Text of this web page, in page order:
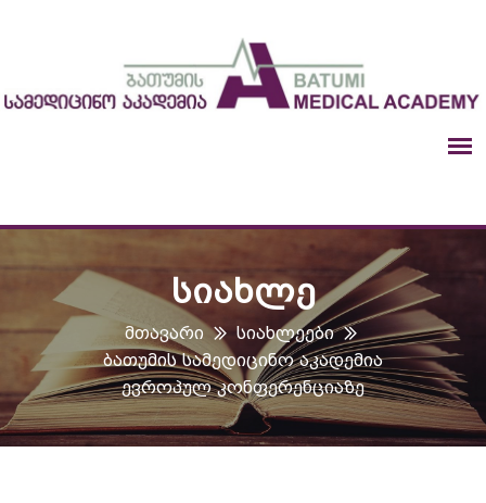
ᲡᲘᲐᲮᲚᲔ
Მთავარი
Სიახლეები
Ბათუმის Სამედიცინო Აკადემია
Ევროპულ Კონფერენციაზე